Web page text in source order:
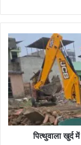
पित्थुवाला